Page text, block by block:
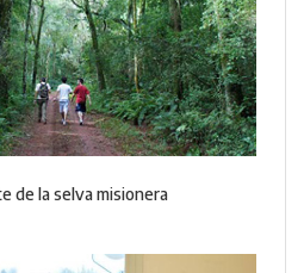
de la selva misionera